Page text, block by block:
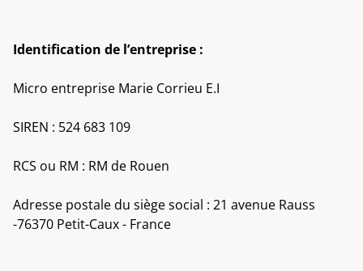
Identification de l’entreprise :
Micro entreprise Marie Corrieu E.I
SIREN : 524 683 109
RCS ou RM : RM de Rouen
Adresse postale du siège social : 21 avenue Rauss
-76370 Petit-Caux - France